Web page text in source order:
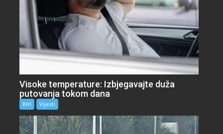
Visoke temperature: Izbjegavajte duža
putovanja tokom dana
BiH Vijesti